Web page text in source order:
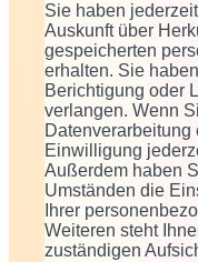
Sie haben
Auskunft über
gespeicherten
erhalten. Sie
Berichtigung oder
verlangen. Wenn
Einwilligung
Außerdem haben
Umständen die
Ihrer
Weiteren steht
zuständigen